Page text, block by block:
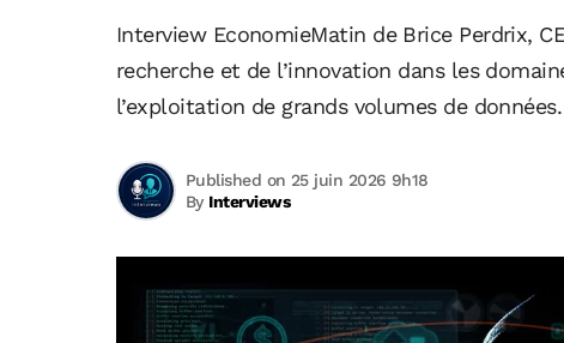
Interview EconomieMatin de Brice Perdrix,
recherche et de l’innovation dans les
l’exploitation de grands volumes de données.
By Interviews
Published on 25 juin 2026 9h18